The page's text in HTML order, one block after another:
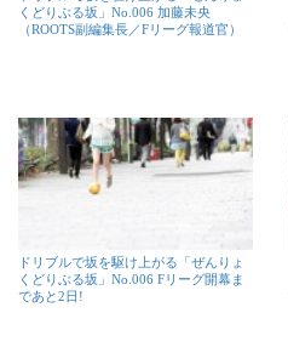
くどりぶる坂」No.006 加藤未央
（ROOTS副編集長／Fリーグ報道官）
ドリブルで坂を駆け上がる「ぜんりょ
くどりぶる坂」No.006 Fリーグ開幕ま
であと2日!